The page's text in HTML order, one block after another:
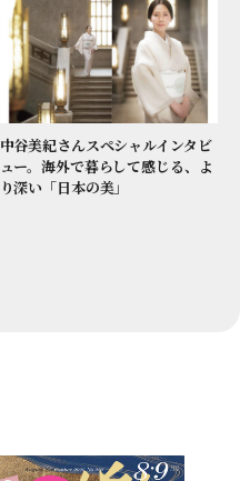
中谷美紀さんスペシャルインタビ
ュー。海外で暮らして感じる、よ
り深い「日本の美」